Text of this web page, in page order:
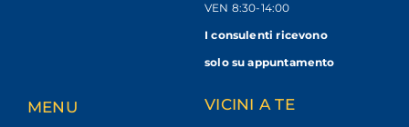
VEN 8:30-14:00
I consulenti ricevono
solo su appuntamento
MENU VICINI A TE